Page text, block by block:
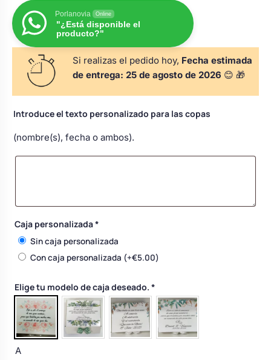
para arras
alianzas
damas de honor
bebé boda
floral coche
Perchas de comunión
personalizadas
Rasca y Gana para Comunión:
Sorpresas y Diversión
Bolsos personalizados
Neceseres personalizados
Otros regalos
Ver todo
Porlanovia Online
"¿Está disponible el
producto?"
Si realizas el pedido hoy, Fecha estimada
de entrega: 25 de agosto de 2026 😊 🎁
Introduce el texto personalizado para las copas
(nombre(s), fecha o ambos).
Caja personalizada*
Sin caja personalizada
Con caja personalizada (+€5.00)
Elige tu modelo de caja deseado. *
A